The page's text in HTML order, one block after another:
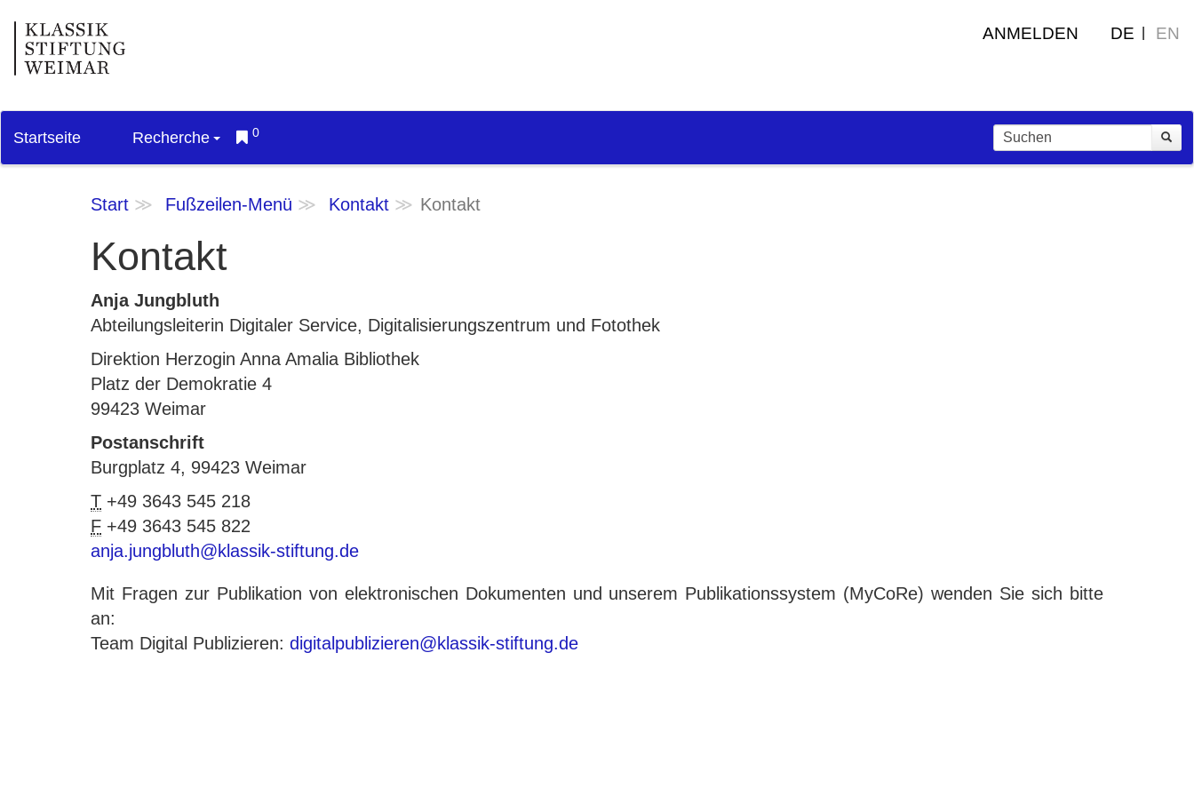
ANMELDEN DE EN
Startseite Recherche 0
Start Fußzeilen-Menü Kontakt Kontakt
Kontakt
Anja Jungbluth
Abteilungsleiterin Digitaler Service, Digitalisierungszentrum und Fotothek
Direktion Herzogin Anna Amalia Bibliothek
Platz der Demokratie 4
99423 Weimar
Postanschrift
Burgplatz 4, 99423 Weimar
T +49 3643 545 218
F +49 3643 545 822
anja.jungbluth@klassik-stiftung.de
Mit Fragen zur Publikation von elektronischen Dokumenten und unserem Publikationssystem (MyCoRe) wenden Sie sich bitte
an:
Team Digital Publizieren: digitalpublizieren@klassik-stiftung.de